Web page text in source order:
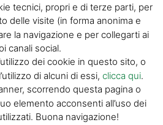
31 MAGGIO
Naturart
la giornata
EDITRICE S.R.L. | P.IVA
DI BADIA 14 – 51100 LOC.
(PISTOIA) |POWERED BY
ALLYMIND
tecnici, propri e di terze parti, per
delle visite (in forma anonima e
la navigazione e per collegarti ai
canali social.
dei cookie in questo sito, o
di alcuni di essi, clicca qui.
scorrendo questa pagina o
elemento acconsenti all’uso dei
Buona navigazione!